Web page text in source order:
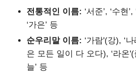
전통적인 이름: ‘서준’, ‘수현
‘가은’ 등
순우리말 이름: ‘가람'(강), ‘
은 모든 일이 다 오다), ‘라온'(
늘’ 등